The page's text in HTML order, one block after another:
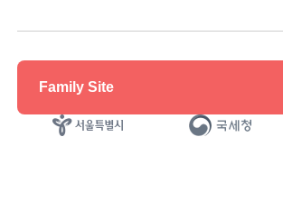
Family Site